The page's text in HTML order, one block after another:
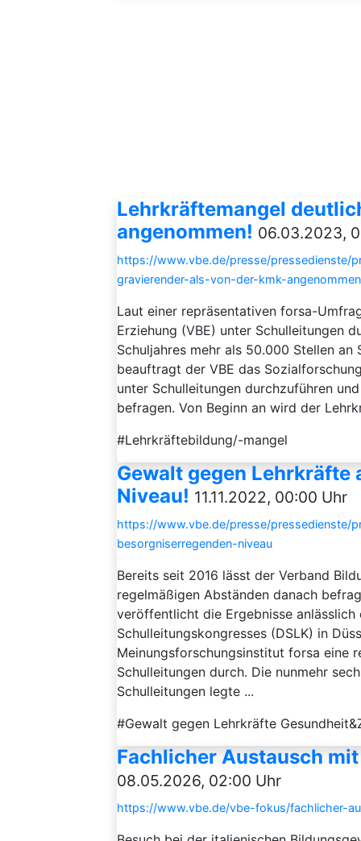
Lehrkräftemangel
angenommen! 06.03.2023,
https://www.vbe.de/presse/pressedienste/
gravierender-als-von-der-kmk-angenommen
Laut einer repräsentativen forsa-
Erziehung (VBE) unter Schulleitungen
Schuljahres mehr als 50.000 Stellen
beauftragt der VBE das
unter Schulleitungen durchzuführen
befragen. Von Beginn an wird der
#Lehrkräftebildung/-mangel
Gewalt gegen Lehrkräfte
Niveau! 11.11.2022, 00:00 Uhr
https://www.vbe.de/presse/pressedienste/
besorgniserregenden-niveau
Bereits seit 2016 lässt der Verband
regelmäßigen Abständen danach
veröffentlicht die Ergebnisse
Schulleitungskongresses (DSLK) in
Meinungsforschungsinstitut forsa eine
Schulleitungen durch. Die nunmehr
Schulleitungen legte ...
#Gewalt gegen Lehrkräfte
Fachlicher Austausch
08.05.2026, 02:00 Uhr
https://www.vbe.de/vbe-fokus/fachlicher-